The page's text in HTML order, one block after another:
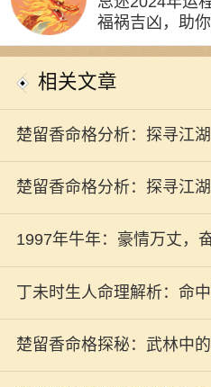
福祸吉凶，助你
相关文章
楚留香命格分析：探寻江
楚留香命格分析：探寻江
1997年牛年：豪情万丈，
丁未时生人命理解析：命
楚留香命格探秘：武林中